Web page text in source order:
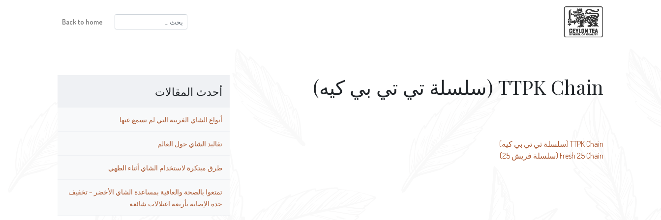
البحث
عن:
Back to home
أحدث المقالات
أنواع الشاي الغريبة التي لم تسمع عنها
تقاليد الشاي حول العالم
طرق مبتكرة لاستخدام الشاي أثناء الطهي
تمتعوا بالصحة والعافية بمساعدة الشاي الأخضر – تخفيف
حدة الإصابة بأربعة اعتلالات شائعة.
TTPK Chain (سلسلة تي تي بي كيه)
تصفّح
المقالات
TTPK Chain (سلسلة تي تي بي كيه)
Fresh 25 Chain (سلسلة فريش 25)